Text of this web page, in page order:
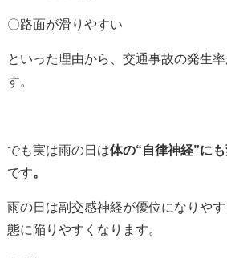
〇路面が滑りやすい
といった理由から、交通事故の発生
す。
でも実は雨の日は体の“自律神経”に
です。
雨の日は副交感神経が優位になりや
態に陥りやすくなります。